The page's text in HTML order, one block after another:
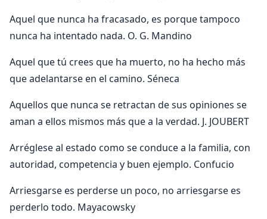
Aquel que nunca ha fracasado, es porque tampoco
nunca ha intentado nada. O. G. Mandino
Aquel que tú crees que ha muerto, no ha hecho más
que adelantarse en el camino. Séneca
Aquellos que nunca se retractan de sus opiniones se
aman a ellos mismos más que a la verdad. J. JOUBERT
Arréglese al estado como se conduce a la familia, con
autoridad, competencia y buen ejemplo. Confucio
Arriesgarse es perderse un poco, no arriesgarse es
perderlo todo. Mayacowsky